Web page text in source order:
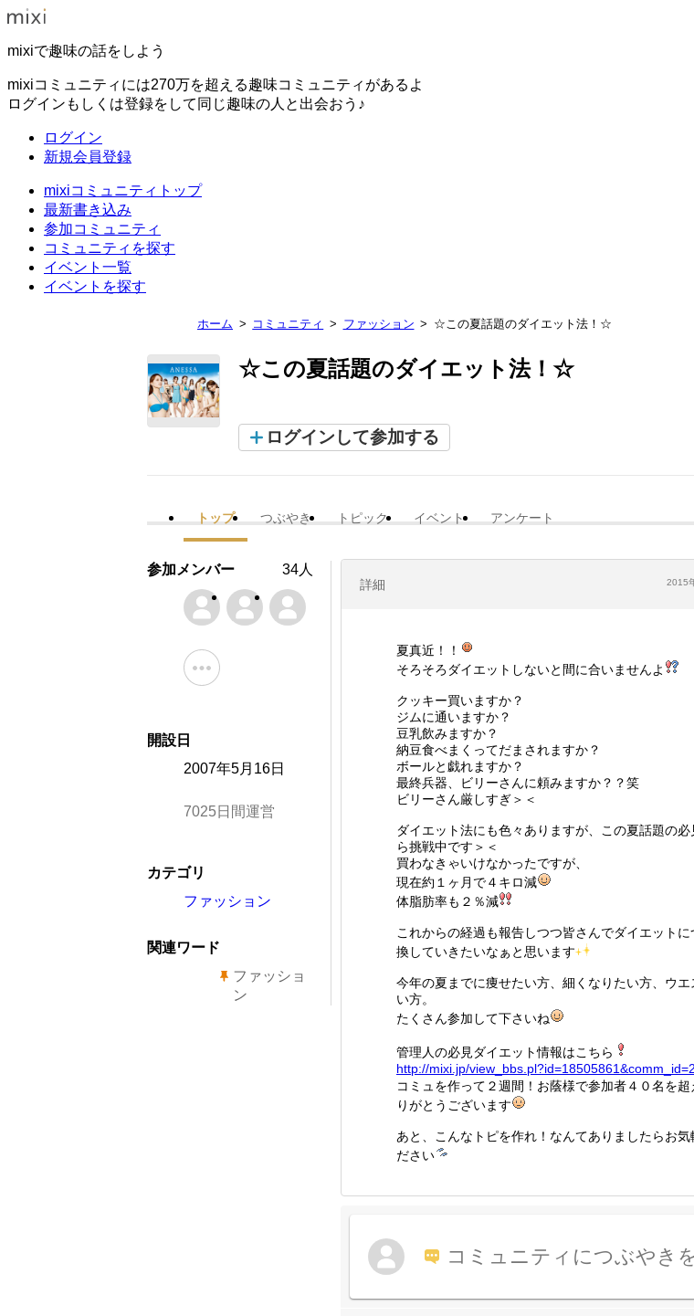
mixiで趣味の話をしよう
mixiコミュニティには270万を超える趣味コミュニティがあるよ
ログインもしくは登録をして同じ趣味の人と出会おう♪
ログイン
新規会員登録
mixiコミュニティトップ
最新書き込み
参加コミュニティ
コミュニティを探す
イベント一覧
イベントを探す
ホーム コミュニティ ファッション ☆この夏話題のダイエット法！☆
☆この夏話題のダイエット法！☆
ログインして参加する
トップ つぶやき トピック イベント アンケート
詳細 2015
夏真近！！
そろそろダイエットしないと間に合いませんよ
クッキー買いますか？
ジムに通いますか？
豆乳飲みますか？
納豆食べまくってだまされますか？
ボールと戯れますか？
最終兵器、ビリーさんに頼みますか？？笑
ビリーさん厳しすぎ＞＜
ダイエット法にも色々ありますが、この夏話題の必
ら挑戦中です＞＜
買わなきゃいけなかったですが、
現在約１ヶ月で４キロ減
体脂肪率も２％減
これからの経過も報告しつつ皆さんでダイエット
換していきたいなぁと思います
今年の夏までに痩せたい方、細くなりたい方、ウエ
い方。
たくさん参加して下さいね
管理人の必見ダイエット情報はこちら
http://mixi.jp/view_bbs.pl?id=18505861&com
コミュを作って２週間！お蔭様で参加者４０名を超
りがとうございます
あと、こんなトピを作れ！なんてありましたらお気
ださい
コミュニティにつぶやき
参加メンバー 34人
開設日
2007年5月16日
7025日間運営
カテゴリ
ファッション
関連ワード
ファッショ
ン